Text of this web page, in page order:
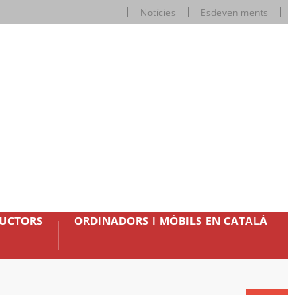
Notícies Esdeveniments
ORDINADORS I MÒBILS EN CATALÀ